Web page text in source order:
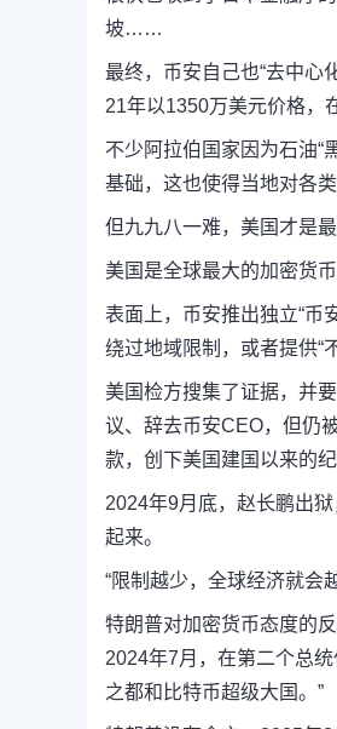
坡……
最终，币安自己也“去中心
21年以1350万美元价格，
不少阿拉伯国家因为石油
基础，这也使得当地对各类
但九九八一难，美国才是最
美国是全球最大的加密货
表面上，币安推出独立“币
绕过地域限制，或者提供“
美国检方搜集了证据，并
议、辞去币安CEO，但仍
款，创下美国建国以来的纪
2024年9月底，赵长鹏出
起来。
“限制越少，全球经济就会
特朗普对加密货币态度的
2024年7月，在第二个总
之都和比特币超级大国。”